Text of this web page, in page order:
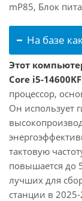
mP85, Блок
На базе
Этот
Core i5-14600KF
процессор,
Он использует
тактовую
повышается до
лучших для
станции в